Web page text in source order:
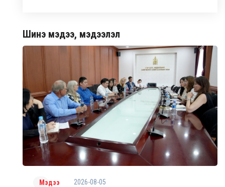
Шинэ мэдээ, мэдээлэл
Мэдээ 2026-08-05